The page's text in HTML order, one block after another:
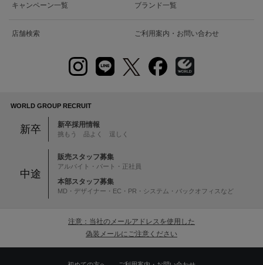
キャンペーン一覧 ブランド一覧
店舗検索 ご利用案内・お問い合わせ
WORLD GROUP RECRUIT
新卒 新卒採用情報
挑もう 品よく 逞しく
中途
販売スタッフ募集
アルバイト・パート・正社員
本部スタッフ募集
MD・デザイナー・EC・PR・システム・バックオフィスなど
注意：当社のメールアドレスを使用した
偽装メールにご注意ください